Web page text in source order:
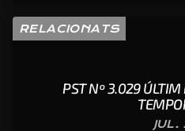
RELACIONATS
PST Nº 3.029 ÚLTIM
JUL.